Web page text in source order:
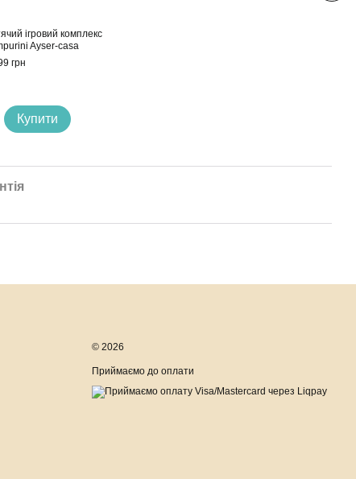
ігровий комплекс
Ayser-casa
грн
Купити
© 2026
Приймаємо до оплати